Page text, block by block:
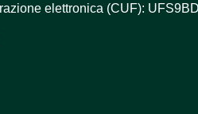
elettronica (CUF): UFS9BD